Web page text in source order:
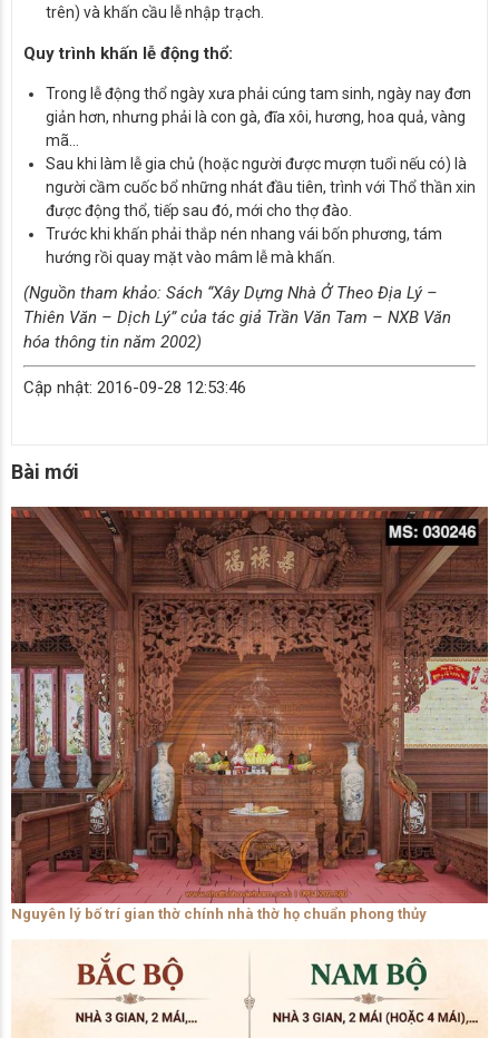
trên) và khấn cầu lễ nhập trạch.
Quy trình khấn lễ động thổ:
Trong lễ động thổ ngày xưa phải cúng tam sinh, ngày nay đơn
giản hơn, nhưng phải là con gà, đĩa xôi, hương, hoa quả, vàng
mã…
Sau khi làm lễ gia chủ (hoặc người được mượn tuổi nếu có) là
người cầm cuốc bổ những nhát đầu tiên, trình với Thổ thần xin
được động thổ, tiếp sau đó, mới cho thợ đào.
Trước khi khấn phải thắp nén nhang vái bốn phương, tám
hướng rồi quay mặt vào mâm lễ mà khấn.
(Nguồn tham khảo: Sách “Xây Dựng Nhà Ở Theo Địa Lý –
Thiên Văn – Dịch Lý” của tác giả Trần Văn Tam – NXB Văn
hóa thông tin năm 2002)
Cập nhật: 2016-09-28 12:53:46
Bài mới
Nguyên lý bố trí gian thờ chính nhà thờ họ chuẩn phong thủy